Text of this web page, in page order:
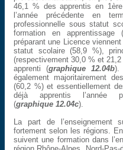
46,1 % des apprentis en
l’année précédente en
professionnelle sous statut
formation en apprentissage (
préparant une Licence
statut scolaire (58,9 %),
(respectivement 30,0 % et
apprenti (graphique 12.04b).
également majoritairement
(60,2 %) et essentiellement
déjà apprentis
(graphique 12.04c).
La part de l’enseignement
fortement selon les régions.
suivent une formation dans